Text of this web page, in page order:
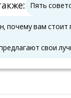
: Пять
почему вам
свои